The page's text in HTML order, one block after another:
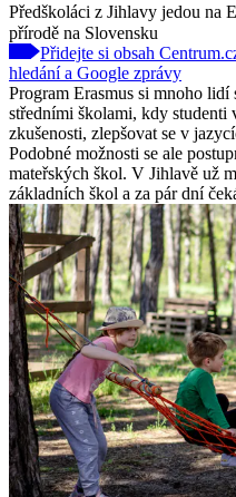
Předškoláci z Jihlavy jedou na
přírodě na Slovensku
Přidejte si obsah
hledání a Google zprávy
Program Erasmus si mnoho
středními školami, kdy studenti
zkušenosti, zlepšovat se v
Podobné možnosti se ale
mateřských škol. V Jihlavě už
základních škol a za pár dní